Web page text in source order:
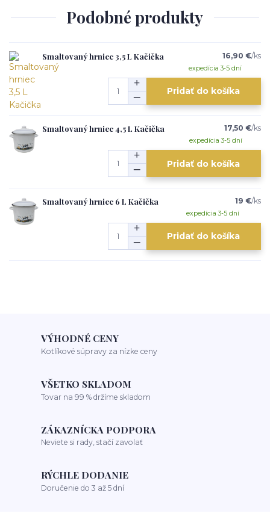
Podobné produkty
Smaltovaný hrniec 3,5 L Kačička 16,90 €/ks
expedícia 3-5 dní
Pridať do košíka
Smaltovaný hrniec 4,5 L Kačička 17,50 €/ks
expedícia 3-5 dní
Pridať do košíka
Smaltovaný hrniec 6 L Kačička 19 €/ks
expedícia 3-5 dní
Pridať do košíka
VÝHODNÉ CENY
Kotlíkové súpravy za nízke ceny
VŠETKO SKLADOM
Tovar na 99 % držíme skladom
ZÁKAZNÍCKA PODPORA
Neviete si rady, stačí zavolať
RÝCHLE DODANIE
Doručenie do 3 až 5 dní